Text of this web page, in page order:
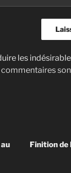
les
Finition de